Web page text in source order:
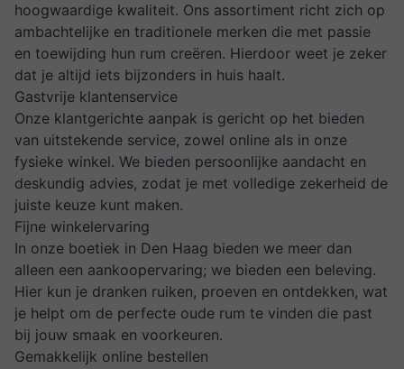
hoogwaardige kwaliteit. Ons assortiment richt zich op
ambachtelijke en traditionele merken die met passie
en toewijding hun rum creëren. Hierdoor weet je zeker
dat je altijd iets bijzonders in huis haalt.
Gastvrije klantenservice
Onze klantgerichte aanpak is gericht op het bieden
van uitstekende service, zowel online als in onze
fysieke winkel. We bieden persoonlijke aandacht en
deskundig advies, zodat je met volledige zekerheid de
juiste keuze kunt maken.
Fijne winkelervaring
In onze boetiek in Den Haag bieden we meer dan
alleen een aankoopervaring; we bieden een beleving.
Hier kun je dranken ruiken, proeven en ontdekken, wat
je helpt om de perfecte oude rum te vinden die past
bij jouw smaak en voorkeuren.
Gemakkelijk online bestellen